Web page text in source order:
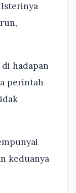
hadapan
perintah
keduanya